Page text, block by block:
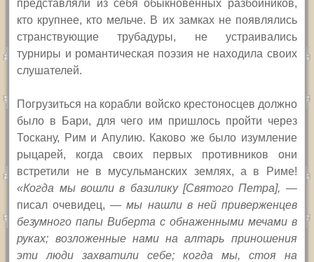
представляли из себя обыкновенных разбойников,
кто крупнее, кто мельче. В их замках не появлялись
странствующие трубадуры, не устраивались
турниры и романтическая поэзия не находила своих
слушателей.
Погрузиться на корабли войско крестоносцев должно
было в Бари, для чего им пришлось пройти через
Тоскану, Рим и Апулию. Каково же было изумление
рыцарей, когда своих первых противников они
встретили не в мусульманских землях, а в Риме!
«Когда мы вошли в базилику [Святого Петра], —
писал очевидец, —мы нашли в ней приверженцев
безумного папы Виберта с обнаженными мечами в
руках; возложенные нами на алтарь приношения
эти люди захватили себе; когда мы, стоя на